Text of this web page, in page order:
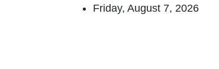
Friday, August 7, 2026